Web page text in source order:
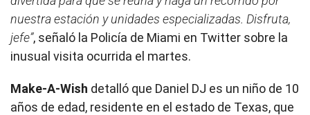
nuestra estación y unidades especializadas. Disfruta,
jefe”, señaló la Policía de Miami en Twitter sobre la
inusual visita ocurrida el martes.
Make-A-Wish detalló que Daniel DJ es un niño de 10
años de edad, residente en el estado de Texas, que